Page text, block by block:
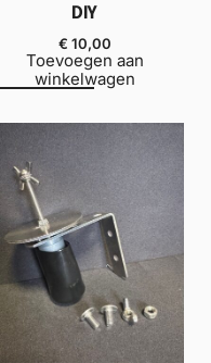
DIY
€ 10,00
Toevoegen aan
winkelwagen